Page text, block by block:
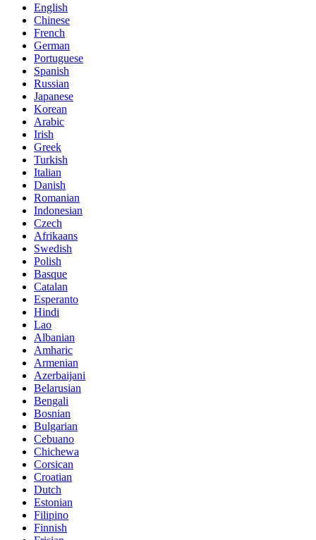
English
Chinese
French
German
Portuguese
Spanish
Russian
Japanese
Korean
Arabic
Irish
Greek
Turkish
Italian
Danish
Romanian
Indonesian
Czech
Afrikaans
Swedish
Polish
Basque
Catalan
Esperanto
Hindi
Lao
Albanian
Amharic
Armenian
Azerbaijani
Belarusian
Bengali
Bosnian
Bulgarian
Cebuano
Chichewa
Corsican
Croatian
Dutch
Estonian
Filipino
Finnish